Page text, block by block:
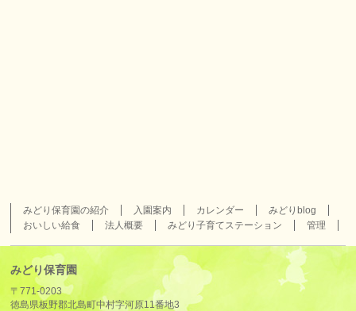
みどり保育園の紹介 入園案内 カレンダー
みどりblog
おいしい給食
法人概要 みどり子育てステーション 管理
みどり保育園
〒771-0203
徳島県板野郡北島町中村字河原11番地3